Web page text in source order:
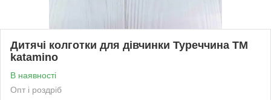
Дитячі колготки для дівчинки Туреччина TM
katamino
В наявності
Опт і роздріб